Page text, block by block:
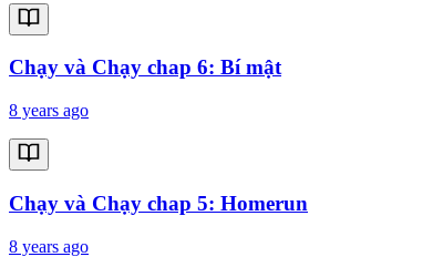
Chạy và Chạy chap 6: Bí mật
8 years ago
Chạy và Chạy chap 5: Homerun
8 years ago